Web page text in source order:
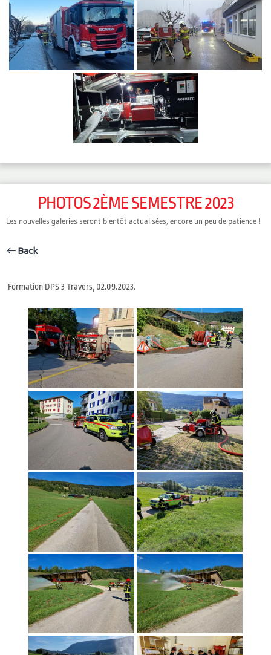
PHOTOS 2ÈME SEMESTRE 2023
Les nouvelles galeries seront bientôt actualisées, encore un peu de patience !
Back
Formation DPS 3 Travers, 02.09.2023.